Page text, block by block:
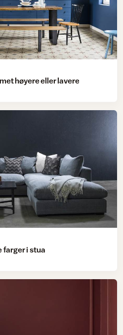
høyere eller lavere
farger i stua